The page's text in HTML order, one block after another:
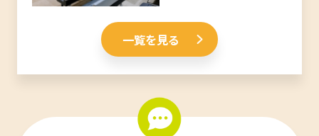
一覧を見る